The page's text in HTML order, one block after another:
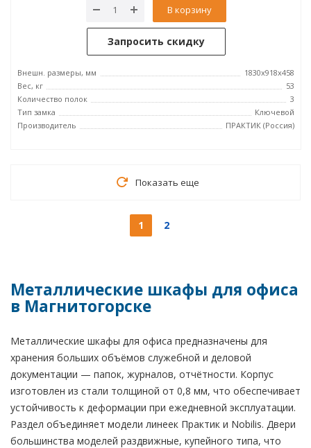
В корзину
Запросить скидку
Внешн. размеры, мм
1830x918x458
Вес, кг
53
Количество полок
3
Тип замка
Ключевой
Производитель
ПРАКТИК (Россия)
Показать еще
1 2
Металлические шкафы для офиса
в Магнитогорске
Металлические шкафы для офиса предназначены для
хранения больших объёмов служебной и деловой
документации — папок, журналов, отчётности. Корпус
изготовлен из стали толщиной от 0,8 мм, что обеспечивает
устойчивость к деформации при ежедневной эксплуатации.
Раздел объединяет модели линеек Практик и Nobilis. Двери
большинства моделей раздвижные, купейного типа, что